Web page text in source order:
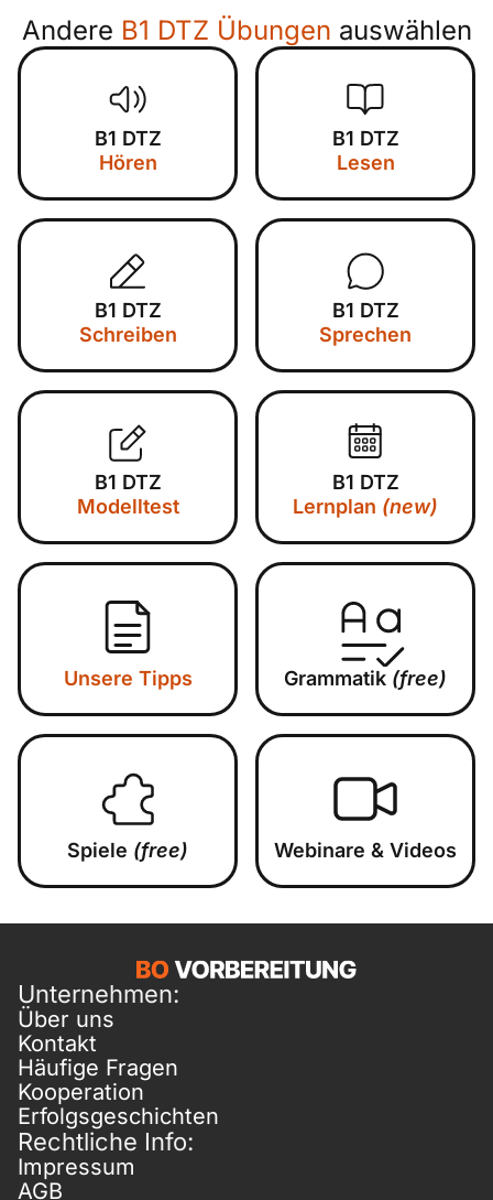
Andere B1 DTZ Übungen auswählen
B1 DTZ
Hören
B1 DTZ
Lesen
B1 DTZ
Schreiben
B1 DTZ
Sprechen
B1 DTZ
Modelltest
B1 DTZ
Lernplan (new)
Unsere Tipps Grammatik (free)
Spiele (free) Webinare & Videos
Unternehmen:
Über uns
Kontakt
Häufige Fragen
Kooperation
Erfolgsgeschichten
Rechtliche Info:
Impressum
AGB